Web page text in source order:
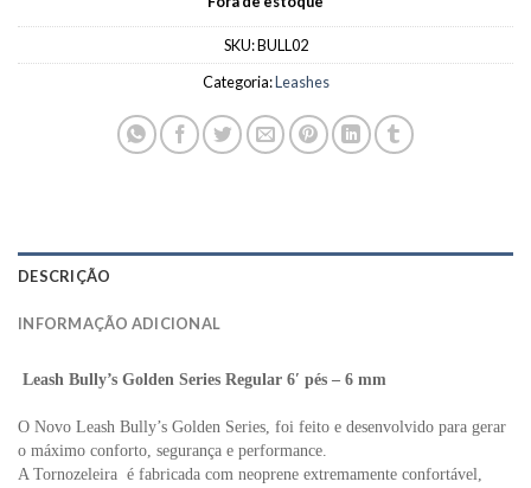
SKU:BULL02
Categoria:Leashes
DESCRIÇÃO
INFORMAÇÃO ADICIONAL
Leash Bully’s Golden Series Regular 6′ pés – 6 mm
O Novo Leash Bully’s Golden Series, foi feito e desenvolvido para gerar
o máximo conforto, segurança e performance.
A Tornozeleira é fabricada com neoprene extremamente confortável,